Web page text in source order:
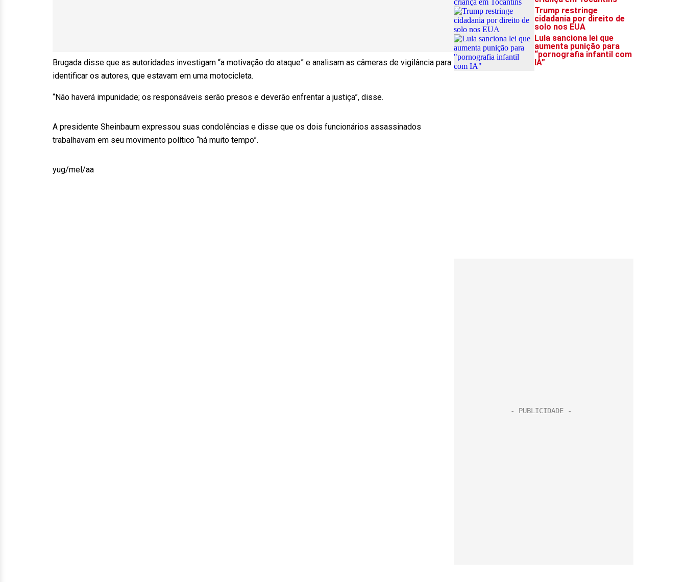
Brugada disse que as autoridades investigam “a motivação do ataque” e analisam as câmeras de vigilância para
identificar os autores, que estavam em uma motocicleta.
“Não haverá impunidade; os responsáveis serão presos e deverão enfrentar a justiça”, disse.
A presidente Sheinbaum expressou suas condolências e disse que os dois funcionários assassinados
trabalhavam em seu movimento político “há muito tempo”.
yug/mel/aa